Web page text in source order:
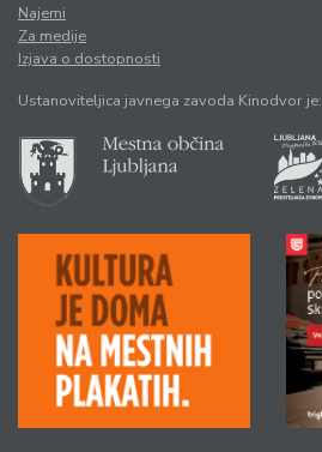
Najemi
Za medije
Izjava o dostopnosti
Ustanoviteljica javnega zavoda Kinodvor je: